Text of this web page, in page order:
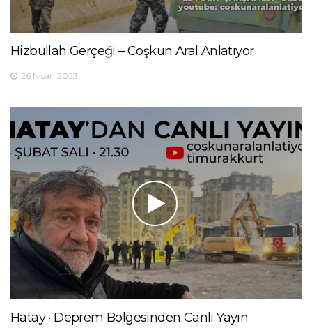
Hizbullah Gerçeği – Coşkun Aral Anlatıyor
26 Nisan 2023
Hatay · Deprem Bölgesinden Canlı Yayın